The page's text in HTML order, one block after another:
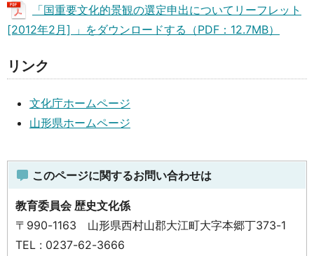
「国重要文化的景観の選定申出についてリーフレット
[2012年2月] 」をダウンロードする（PDF：12.7MB）
リンク
文化庁ホームページ
山形県ホームページ
このページに関するお問い合わせは
教育委員会 歴史文化係
〒990-1163 山形県西村山郡大江町大字本郷丁373-1
TEL : 0237-62-3666